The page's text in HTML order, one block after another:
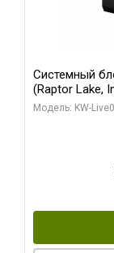
Системный
(Raptor Lake,
модуля)/ Palit
Модель: KW-